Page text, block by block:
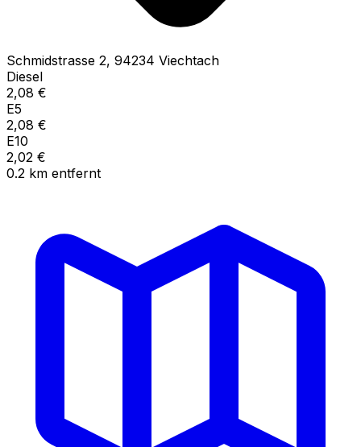
Schmidstrasse 2, 94234 Viechtach
Diesel
2,08 €
E5
2,08 €
E10
2,02 €
0.2 km entfernt